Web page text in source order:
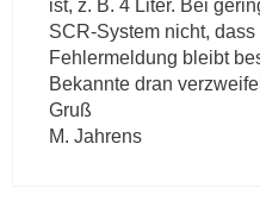
ist, z. B. 4 Liter. Bei
SCR-System nicht,
Fehlermeldung bleibt
Bekannte dran
Gruß
M. Jahrens